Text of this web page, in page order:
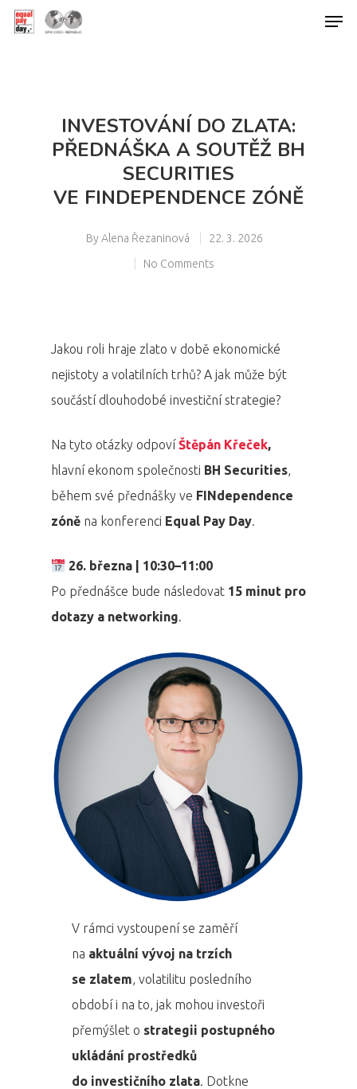
INVESTOVÁNÍ DO ZLATA:
PŘEDNÁŠKA A SOUTĚŽ BH
SECURITIES
VE FINDEPENDENCE ZÓNĚ
By Alena Řezaninová
22. 3. 2026
No Comments
Jakou roli hraje zlato v době ekonomické
nejistoty a volatilních trhů? A jak může být
součástí dlouhodobé investiční strategie?
Na tyto otázky odpovíŠtěpán Křeček,
hlavní ekonom společnosti BH Securities,
během své přednášky ve FINdependence
zóně na konferenci Equal Pay Day.
26. března | 10:30–11:00
Po přednášce bude následovat 15 minut pro
dotazy a networking.
V rámci vystoupení se zaměří
na aktuální vývoj na trzích
se zlatem, volatilitu posledního
období i na to, jak mohou investoři
přemýšlet o strategii postupného
ukládání prostředků
do investičního zlata. Dotkne